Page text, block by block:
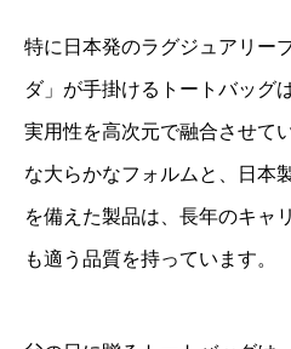
特に日本発のラグジュアリー
ダ」が手掛けるトートバッグ
実用性を高次元で融合させて
な大らかなフォルムと、日本
を備えた製品は、長年のキャ
も適う品質を持っています。